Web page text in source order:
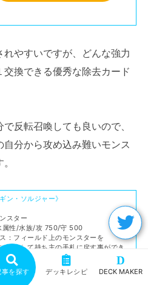
やすいですが、どんな強力
換できる優秀な除去カード
反転召喚しても良いので、
自分から攻め込み難いモンス
ン・ソルジャー》
スター
属性/水族/攻 750/守 500
：フィールド上のモンスターを
選択して持ち主の手札に戻す事ができ
遊戯王ＯＣＧ デュエルモンスターズ
事を探す デッキレシピ
D
DECK MAKER